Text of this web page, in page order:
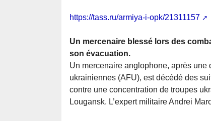
https://tass.ru/armiya-i-opk/21311157
Un mercenaire blessé lors des
son évacuation.
Un mercenaire anglophone, après une
ukrainiennes (AFU), est décédé des
contre une concentration de troupes
Lougansk. L’expert militaire Andrei